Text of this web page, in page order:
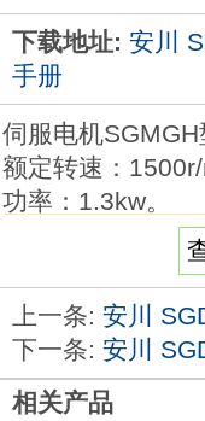
下载地址: 安川
手册
伺服电机SGMGH
额定转速：1500r/
功率：1.3kw。
电源电压：三相
串行编码器：17
设计顺序：高精
轴端：锥度1/10
选购件：带油封
高速进给系列：
上一条: 安川
下一条: 安川
相关产品